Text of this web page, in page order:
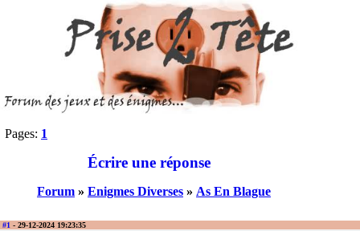
Pages: 1
Écrire une réponse
Forum » Enigmes Diverses » As En Blague
#1 - 29-12-2024 19:23:35